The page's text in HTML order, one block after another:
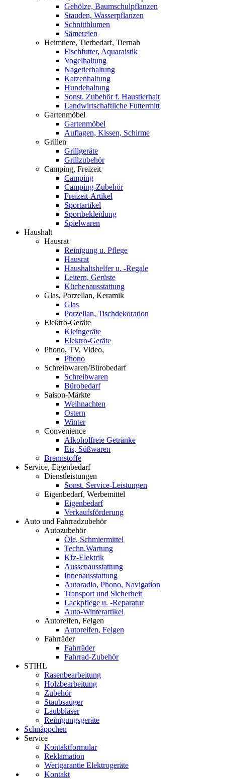
Gehölze, Baumschulpflanzen
Stauden, Wasserpflanzen
Schnittblumen
Sämereien
Heimtiere, Tierbedarf, Tiernah
Fischfutter, Aquaraistik
Vogelhaltung
Nagetierhaltung
Katzenhaltung
Hundehaltung
Sonst. Zubehör f. Haustierhalt
Landwirtschaftliche Futtermitt
Gartenmöbel
Gartenmöbel
Auflagen, Kissen, Schirme
Grillen
Grillgeräte
Grillzubehör
Camping, Freizeit
Camping
Camping-Zubehör
Freizeit-Artikel
Sportartikel
Sportbekleidung
Spielwaren
Haushalt
Hausrat
Reinigung u. Pflege
Hausrat
Haushaltshelfer u. -Regale
Leitern, Gerüste
Küchenausstattung
Glas, Porzellan, Keramik
Glas
Porzellan, Tischdekoration
Elektro-Geräte
Kleingeräte
Elektro-Geräte
Phono, TV, Video,
Phono
Schreibwaren/Bürobedarf
Schreibwaren
Bürobedarf
Saison-Märkte
Weihnachten
Ostern
Winter
Convenience
Alkoholfreie Getränke
Eis, Süßwaren
Brennstoffe
Service, Eigenbedarf
Dienstleistungen
Sonst. Service-Leistungen
Eigenbedarf, Werbemittel
Eigenbedarf
Verkaufsförderung
Auto und Fahrradzubehör
Autozubehör
Öle, Schmiermittel
Techn.Wartung
Kfz-Elektrik
Aussenausstattung
Innenausstattung
Autoradio, Phono, Navigation
Transport und Sicherheit
Lackpflege u. -Reparatur
Auto-Winterartikel
Autoreifen, Felgen
Autoreifen, Felgen
Fahrräder
Fahrräder
Fahrrad-Zubehör
STIHL
Rasenbearbeitung
Holzbearbeitung
Zubehör
Staubsauger
Laubbläser
Reinigungsgeräte
Schnäppchen
Service
Kontaktformular
Reklamation
Wertgarantie Elektrogeräte
Kontakt